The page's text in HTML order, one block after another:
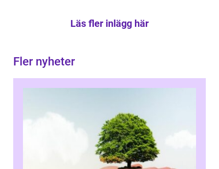
Läs fler inlägg här
Fler nyheter